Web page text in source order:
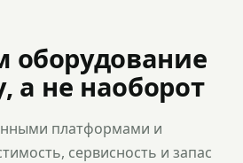
оборудование
а не наоборот
платформами и
сервисность и запас